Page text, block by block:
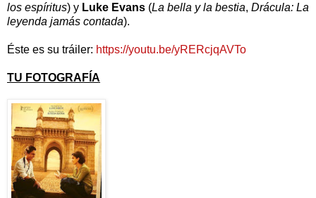
los espíritus) y Luke Evans (La bella y la bestia, Drácula: La
leyenda jamás contada).
Éste es su tráiler: https://youtu.be/yRERcjqAVTo
TU FOTOGRAFÍA